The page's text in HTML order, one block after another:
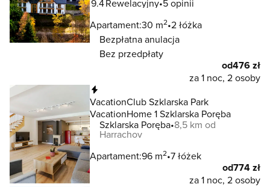
9.4Rewelacyjny 5 opinii
Apartament:30 m2 2 łóżka
Bezpłatna anulacja
Bez przedpłaty
od476 zł
za 1 noc, 2 osoby
VacationClub Szklarska Park
VacationHome 1 Szklarska Poręba
Szklarska Poręba 8,5 km od
Harrachov
Apartament:96 m2 7 łóżek
od774 zł
za 1 noc, 2 osoby